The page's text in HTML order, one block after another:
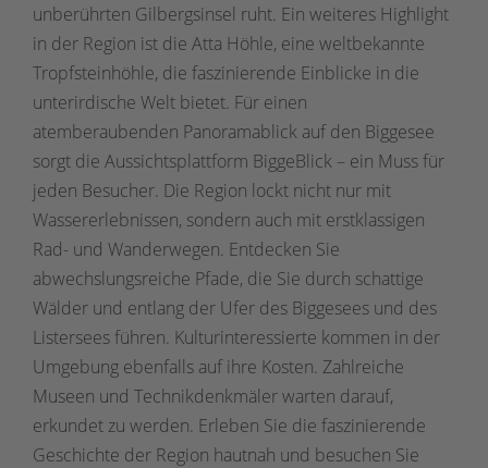
unberührten Gilbergsinsel ruht. Ein weiteres Highlight
in der Region ist die Atta Höhle, eine weltbekannte
Tropfsteinhöhle, die faszinierende Einblicke in die
unterirdische Welt bietet. Für einen
atemberaubenden Panoramablick auf den Biggesee
sorgt die Aussichtsplattform BiggeBlick – ein Muss für
jeden Besucher. Die Region lockt nicht nur mit
Wassererlebnissen, sondern auch mit erstklassigen
Rad- und Wanderwegen. Entdecken Sie
abwechslungsreiche Pfade, die Sie durch schattige
Wälder und entlang der Ufer des Biggesees und des
Listersees führen. Kulturinteressierte kommen in der
Umgebung ebenfalls auf ihre Kosten. Zahlreiche
Museen und Technikdenkmäler warten darauf,
erkundet zu werden. Erleben Sie die faszinierende
Geschichte der Region hautnah und besuchen Sie